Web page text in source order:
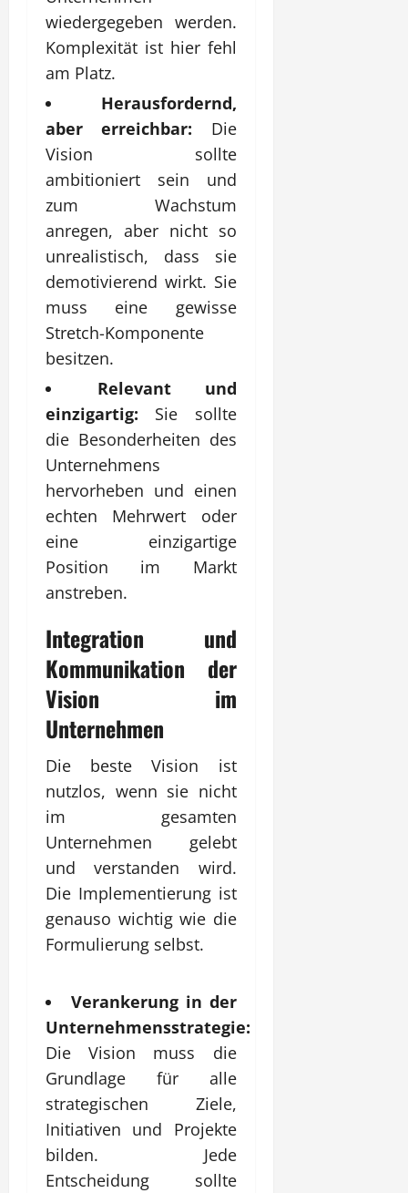
wiedergegeben werden.
Komplexität ist hier fehl
am Platz.
Herausfordernd,
aber erreichbar: Die
Vision sollte
ambitioniert sein und
zum Wachstum
anregen, aber nicht so
unrealistisch, dass sie
demotivierend wirkt. Sie
muss eine gewisse
Stretch-Komponente
besitzen.
Relevant und
einzigartig: Sie sollte
die Besonderheiten des
Unternehmens
hervorheben und einen
echten Mehrwert oder
eine einzigartige
Position im Markt
anstreben.
Integration und
Kommunikation der
Vision im
Unternehmen
Die beste Vision ist
nutzlos, wenn sie nicht
im gesamten
Unternehmen gelebt
und verstanden wird.
Die Implementierung ist
genauso wichtig wie die
Formulierung selbst.
Verankerung in der
Unternehmensstrategie:
Die Vision muss die
Grundlage für alle
strategischen Ziele,
Initiativen und Projekte
bilden. Jede
Entscheidung sollte